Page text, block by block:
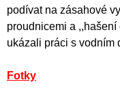
podívat na zásahové
proudnicemi a ,,hašení
ukázali práci s vodním
Fotky